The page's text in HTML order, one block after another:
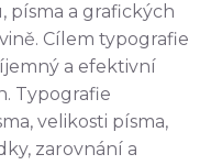
a grafických
Cílem typografie
a efektivní
Typografie
velikosti písma,
zarovnání a